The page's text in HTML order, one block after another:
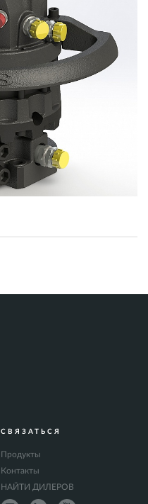
СВЯЗАТЬСЯ
Продукты
Контакты
НАЙТИ ДИЛЕРОВ